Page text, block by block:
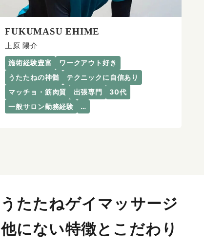
FUKUMASU EHIME
上原 陽介
施術経験豊富
ワークアウト好き
うたたねの神髄
テクニックに自信あり
マッチョ・筋肉質
出張専門
30代
一般サロン勤務経験
…
うたたねゲイマッサージ
他にない特徴とこだわり